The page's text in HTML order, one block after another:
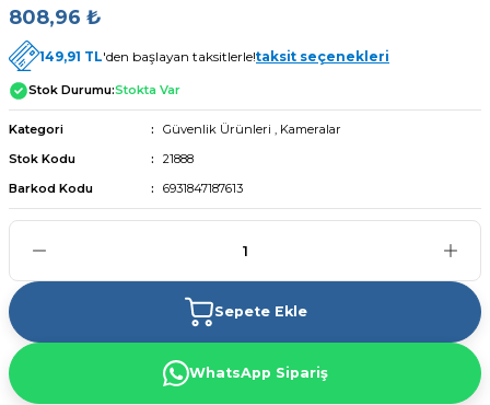
808,96 ₺
149,91 TL'den başlayan taksitlerle!taksit seçenekleri
Stok Durumu:Stokta Var
Kategori Güvenlik Ürünleri , Kameralar
Stok Kodu
21888
Barkod Kodu
6931847187613
Sepete Ekle
WhatsApp Sipariş